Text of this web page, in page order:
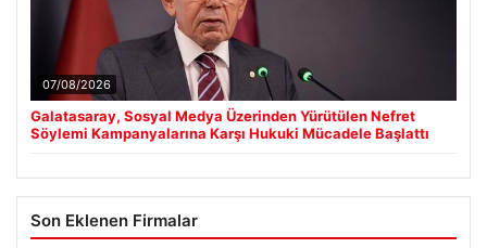
07/08/2026
Galatasaray, Sosyal Medya Üzerinden Yürütülen Nefret
Söylemi Kampanyalarına Karşı Hukuki Mücadele Başlattı
Son Eklenen Firmalar